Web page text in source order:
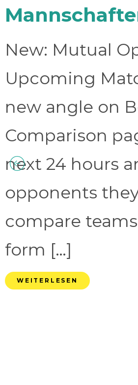
New: Mutual
Upcoming
new angle on
Comparison
next 24 hours
opponents
compare
form […]
WEITERLESEN